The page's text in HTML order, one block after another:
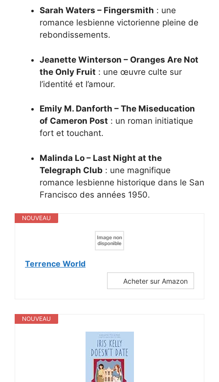
Sarah Waters – Fingersmith : une
romance lesbienne victorienne pleine de
rebondissements.
Jeanette Winterson – Oranges Are Not
the Only Fruit : une œuvre culte sur
l’identité et l’amour.
Emily M. Danforth – The Miseducation
of Cameron Post : un roman initiatique
fort et touchant.
Malinda Lo – Last Night at the
Telegraph Club : une magnifique
romance lesbienne historique dans le San
Francisco des années 1950.
NOUVEAU
Terrence World
Acheter sur Amazon
NOUVEAU